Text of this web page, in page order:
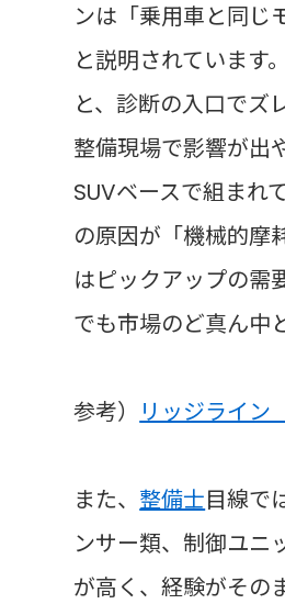
ンは「乗用車と同じ
と説明されています
と、診断の入口でズ
整備現場で影響が出
SUVベースで組まれ
の原因が「機械的摩
はピックアップの需
でも市場のど真ん中
参考） リッジライン
また、 整備士目線で
ンサー類、制御ユニ
が高く、経験がその